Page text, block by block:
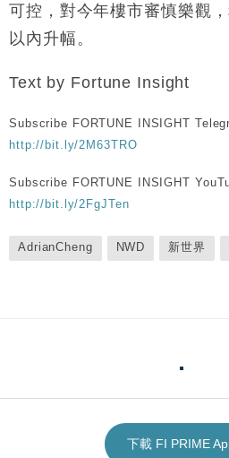
可控，對今年樓市審慎樂觀
以內升幅。
Text by Fortune Insight
Subscribe FORTUNE INSIGHT
http://bit.ly/2M63TRO
Subscribe FORTUNE INSIGHT
http://bit.ly/2FgJTen
AdrianCheng NWD 新世界
下載 FI PRIME